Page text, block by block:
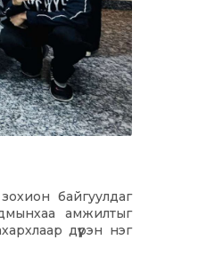
байгуулдаг
амжилтыг
дүүрэн нэг